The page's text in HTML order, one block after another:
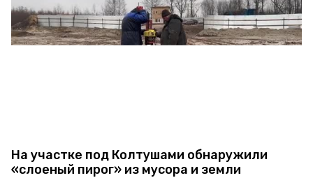
На участке под Колтушами обнаружили
«слоеный пирог» из мусора и земли